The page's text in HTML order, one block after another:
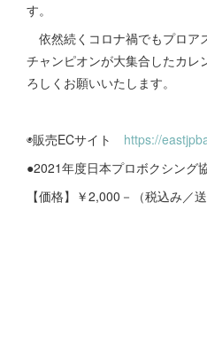
す。
依然続くコロナ禍でもプロア
チャンピオンが大集合したカレ
ろしくお願いいたします。
◉販売ECサイト https://
●2021年度日本プロボクシング
【価格】￥2,000－（税込み／